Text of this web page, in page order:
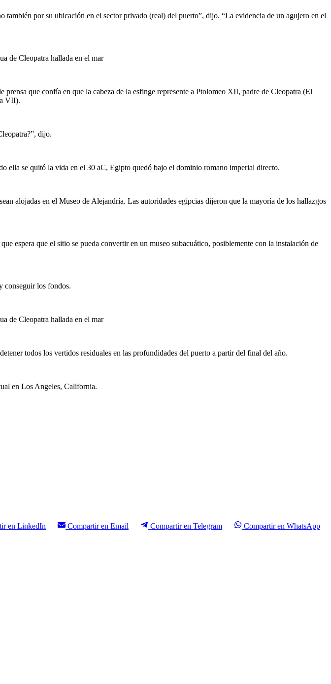
por su ubicación en el sector privado (real) del puerto”, dijo. “La evidencia de un agujero en el
que confía en que la cabeza de la esfinge represente a Ptolomeo XII, padre de Cleopatra (El
VII).
dijo.
ella se quitó la vida en el 30 aC, Egipto quedó bajo el dominio romano imperial directo.
alojadas en el Museo de Alejandría. Las autoridades egipcias dijeron que la mayoría de los hallazgos
espera que el sitio se pueda convertir en un museo subacuático, posiblemente con la instalación de
conseguir los fondos.
todos los vertidos residuales en las profundidades del puerto a partir del final del año.
en Los Angeles, California.
en LinkedIn Compartir en Email Compartir en Telegram Compartir en WhatsApp